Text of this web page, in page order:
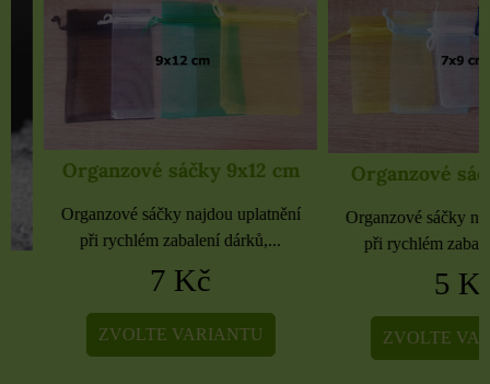
Organzové sáčky 9x12 cm
Organzové sáčky najdou uplatnění
při rychlém zabalení dárků,...
7 Kč
ZVOLTE VARIANTU
Organzové sáčky
Organzové sáčky
při rychlém zabalení
5 Kč
ZVOLTE